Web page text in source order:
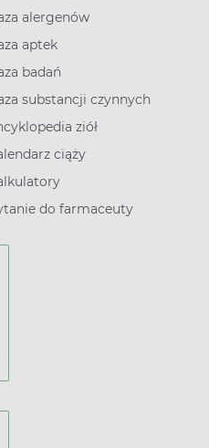
alergenów
aptek
badań
substancji czynnych
ziół
ciąży
do farmaceuty